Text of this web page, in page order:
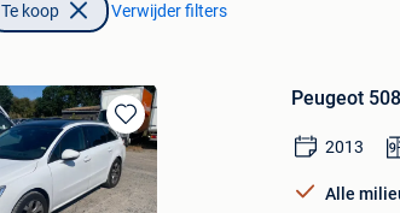
Te koop Verwijder filters
Bewaren
in
Mijn
Favorieten
Peugeot
2013
Alle